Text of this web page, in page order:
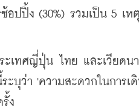
อปปิ้ง (30%) รวมเป็น 5 เห
ะเทศญี่ปุ่น ไทย และเวียดน
ะบุว่า 'ความสะดวกในการเ
ง